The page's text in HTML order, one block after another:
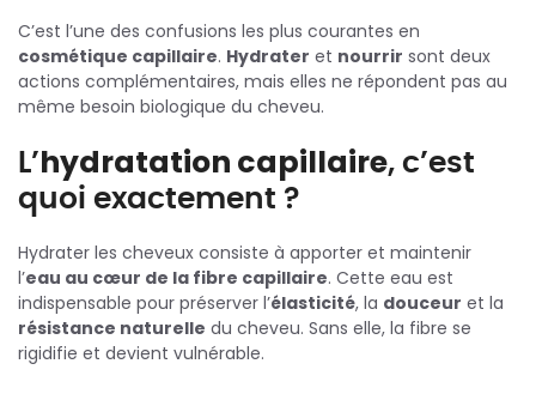
C’est l’une des confusions les plus courantes en
cosmétique capillaire. Hydrater et nourrir sont deux
actions complémentaires, mais elles ne répondent pas au
même besoin biologique du cheveu.
L’hydratation capillaire, c’est
quoi exactement ?
Hydrater les cheveux consiste à apporter et maintenir
l’eau au cœur de la fibre capillaire. Cette eau est
indispensable pour préserver l’élasticité, la douceur et la
résistance naturelle du cheveu. Sans elle, la fibre se
rigidifie et devient vulnérable.